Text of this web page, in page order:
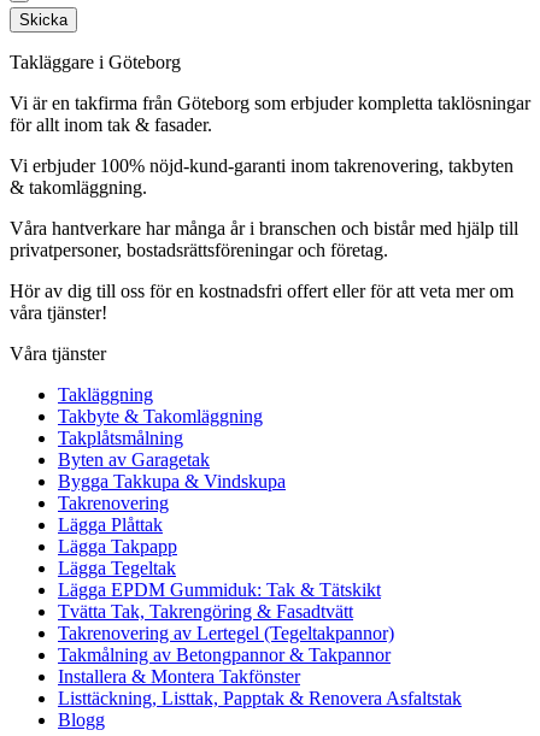
Skicka
Takläggare i Göteborg
Vi är en takfirma från Göteborg som erbjuder kompletta taklösningar
för allt inom tak & fasader.
Vi erbjuder 100% nöjd-kund-garanti inom takrenovering, takbyten
& takomläggning.
Våra hantverkare har många år i branschen och bistår med hjälp till
privatpersoner, bostadsrättsföreningar och företag.
Hör av dig till oss för en kostnadsfri offert eller för att veta mer om
våra tjänster!
Våra tjänster
Takläggning
Takbyte & Takomläggning
Takplåtsmålning
Byten av Garagetak
Bygga Takkupa & Vindskupa
Takrenovering
Lägga Plåttak
Lägga Takpapp
Lägga Tegeltak
Lägga EPDM Gummiduk: Tak & Tätskikt
Tvätta Tak, Takrengöring & Fasadtvätt
Takrenovering av Lertegel (Tegeltakpannor)
Takmålning av Betongpannor & Takpannor
Installera & Montera Takfönster
Listtäckning, Listtak, Papptak & Renovera Asfaltstak
Blogg